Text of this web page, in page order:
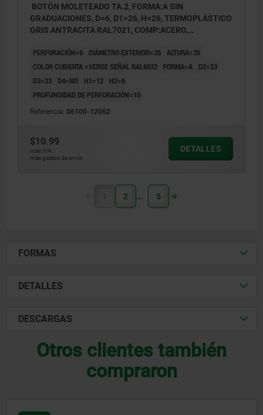
BOTÓN MOLETEADO TA.2, FORMA:A SIN
GRADUACIONES, D=6, D1=26, H=26, TERMOPLÁSTICO
GRIS ANTRACITA RAL7021, COMP:ACERO,
PERFORACIÓN=6 DIÁMETRO EXTERIOR=26 ALTURA=26
COLOR CUBIERTA =VERDE SEÑAL RAL6032
FORMA=A
D2=23
D3=23
D4=M3 H1=12
H2=6
PROFUNDIDAD DE PERFORACIÓN=10
Referencia: 06100-12062
$10.99
más IVA.
más gastos de envío
DETALLES
1 2 5
FORMAS
DETALLES
DESCARGAS
Otros clientes también
compraron